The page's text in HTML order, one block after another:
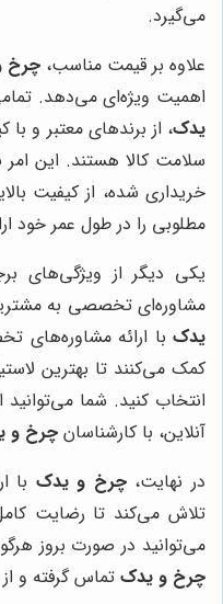
می‌گیرد.
علاوه بر قیمت مناسب، چرخ
اهمیت ویژه‌ای می‌دهد.
یدک، از برندهای معتبر و
سلامت کالا هستند. این
خریداری شده، از کیفیت
مطلوبی را در طول عمر خود
یکی دیگر از ویژگی‌های
مشاوره‌ای تخصصی به
یدک با ارائه مشاوره‌های
کمک می‌کنند تا بهترین
انتخاب کنید. شما
آنلاین، با کارشناسان چرخ و
در نهایت،چرخ و یدک با
تلاش می‌کند تا رضایت
می‌توانید در صورت بروز
چرخ و یدک تماس گرفته و